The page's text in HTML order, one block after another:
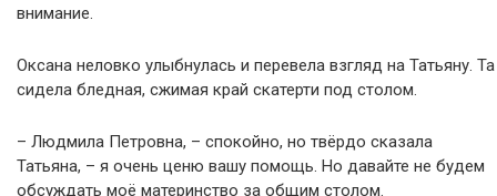
внимание.
Оксана неловко улыбнулась и перевела взгляд на Татьяну. Та
сидела бледная, сжимая край скатерти под столом.
– Людмила Петровна, – спокойно, но твёрдо сказала
Татьяна, – я очень ценю вашу помощь. Но давайте не будем
обсуждать моё материнство за общим столом.